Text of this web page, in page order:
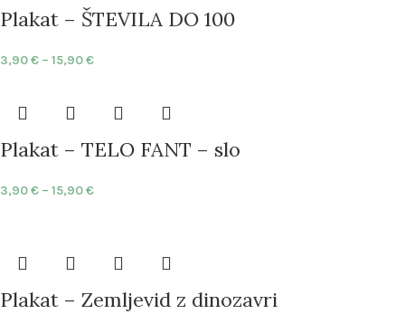
Plakat – ŠTEVILA DO 100
3,90€ – 15,90€
Plakat – TELO FANT – slo
3,90€ – 15,90€
Plakat – Zemljevid z dinozavri